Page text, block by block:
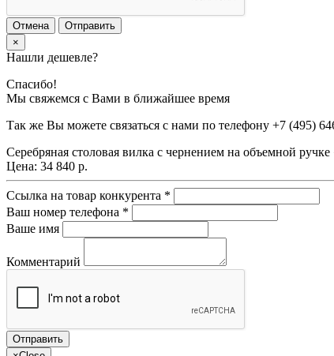
Отмена
Отправить
×
Нашли дешевле?
Спасибо!
Мы свяжемся с Вами в ближайшее время
Так же Вы можете связаться с нами по телефону +7 (495)
Серебряная столовая вилка с чернением на объемной
Цена: 34 840 р.
Ссылка на товар конкурента *
Ваш номер телефона *
Ваше имя
Комментарий